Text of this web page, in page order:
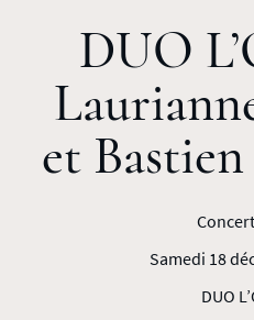
DUO
et
Samedi 18
DUO